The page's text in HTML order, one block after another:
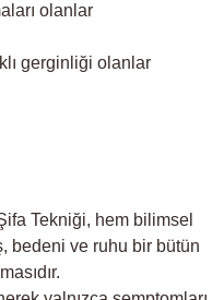
olanlar
gerginliği olanlar
Tekniği, hem bilimsel
bedeni ve ruhu bir bütün